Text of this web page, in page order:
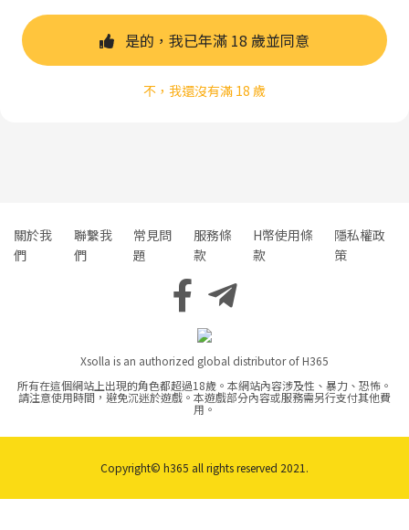
是的，我已年滿 18 歲並同意
不，我還沒有滿 18 歲
關於我
們
聯繫我
們
常見問
題
服務條
款
H幣使用條
款
隱私權政
策
Xsolla is an authorized global distributor of H365
所有在這個網站上出現的角色都超過18歲。本網站內容涉及性、暴力、恐怖。
請注意使用時間，避免沉迷於遊戲。本遊戲部分內容或服務需另行支付其他費
用。
Copyright© h365 all rights reserved 2021.